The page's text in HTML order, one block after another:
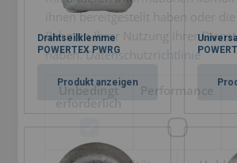
Drahtseilklemme
POWERTEX PWRG
Produkt anzeigen
ihnen bereitgestellt haben oder die
Rahmen Ihrer Nutzung ihrer
haben. Datenschutzrichtlinie
Unbedingt
erforderlich